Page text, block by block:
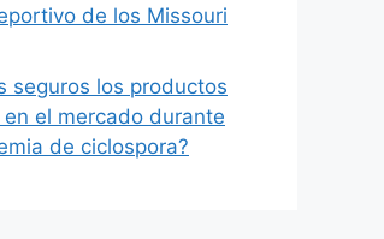
de los Missouri
seguros los productos
en el mercado durante
de ciclospora?